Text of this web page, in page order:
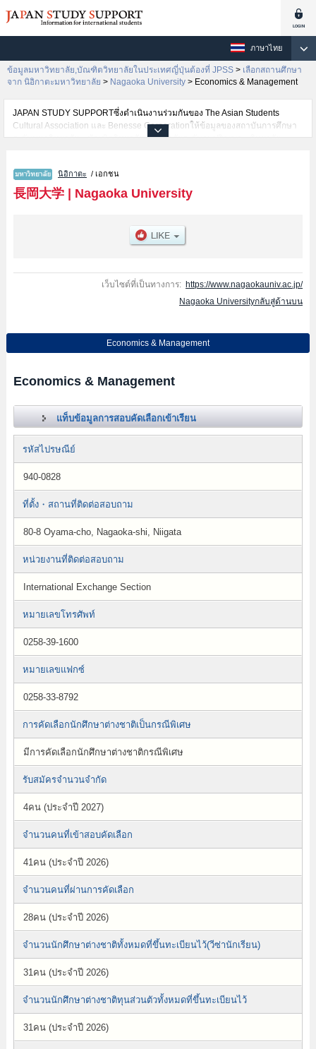
ภาษาไทย
ข้อมูลมหาวิทยาลัย,บัณฑิตวิทยาลัยในประเทศญี่ปุ่นต้องที่ JPSS > เลือกสถานศึกษา
จาก นิอิกาตะมหาวิทยาลัย > Nagaoka University > Economics & Management
JAPAN STUDY SUPPORTซึ่งดำเนินงานร่วมกันของ The Asian Students
Cultural Association และ Benesse Corporationให้ข้อมูลของสถาบันการศึกษา
ระดับมหาวิทยาลัย・บัณฑิตวิทยาลัย・วิทยาลัยระดับอนุปริญญา・วิทยาลัย
ชาติเช่นข้อมูลของแต่ละคณะ,ข้อมูลการสอบคัดเลือกเข้าศึกษาเช่นจำนวนคนที่รับ
สมัครหรือจำนวนคนที่ผ่านการสอบคัดเลือกเป็นต้น,แนะนำสถานที่,การเดินทาง
เป็นต้นไว้ด้วยดังนั้นขอเชิญใช้บริการค้นหาข้อมูลตามอัธยาศัย
นิอิกาตะ / เอกชน
長岡大学| Nagaoka University
เว็บไซต์ที่เป็นทางการ: https://www.nagaokauniv.ac.jp/
Nagaoka Universityกลับสู่ด้านบน
Economics & Management
Economics & Management
แท็บข้อมูลการสอบคัดเลือกเข้าเรียน
รหัสไปรษณีย์
940-0828
ที่ตั้ง・สถานที่ติดต่อสอบถาม
80-8 Oyama-cho, Nagaoka-shi, Niigata
หน่วยงานที่ติดต่อสอบถาม
International Exchange Section
หมายเลขโทรศัพท์
0258-39-1600
หมายเลขแฟกซ์
0258-33-8792
การคัดเลือกนักศึกษาต่างชาติเป็นกรณีพิเศษ
มีการคัดเลือกนักศึกษาต่างชาติกรณีพิเศษ
รับสมัครจำนวนจำกัด
4คน (ประจำปี 2027)
จำนวนคนที่เข้าสอบคัดเลือก
41คน (ประจำปี 2026)
จำนวนคนที่ผ่านการคัดเลือก
28คน (ประจำปี 2026)
จำนวนนักศึกษาต่างชาติทั้งหมดที่ขึ้นทะเบียนไว้(วีซ่านักเรียน)
31คน (ประจำปี 2026)
จำนวนนักศึกษาต่างชาติทุนส่วนตัวทั้งหมดที่ขึ้นทะเบียนไว้
31คน (ประจำปี 2026)